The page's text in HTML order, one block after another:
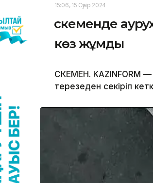
15:06, 15 Сәуір 2024
Өскеменде
көз жұмды
ӨСКЕМЕН. KAZINFORM
терезеден секіріп